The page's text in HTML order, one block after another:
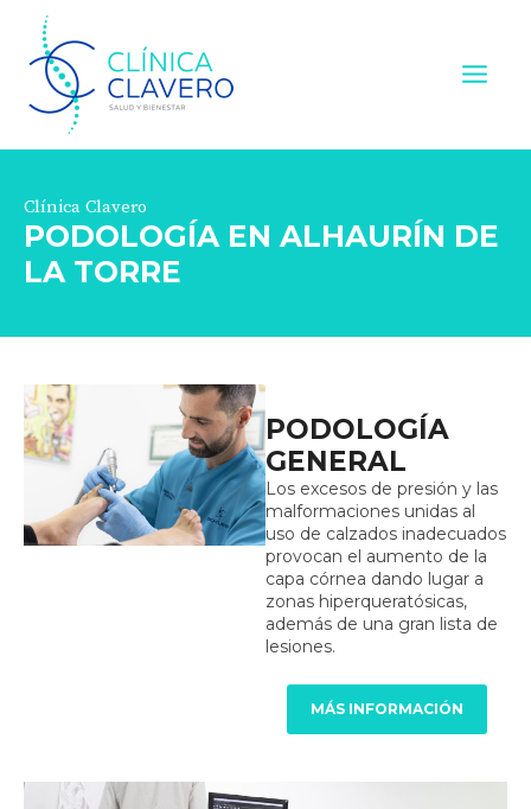
contenido
Menu
Clínica Clavero
PODOLOGÍA EN ALHAURÍN DE
LA TORRE
PODOLOGÍA
GENERAL
Los excesos de presión y las
malformaciones unidas al
uso de calzados inadecuados
provocan el aumento de la
capa córnea dando lugar a
zonas hiperqueratósicas,
además de una gran lista de
lesiones.
MÁS INFORMACIÓN